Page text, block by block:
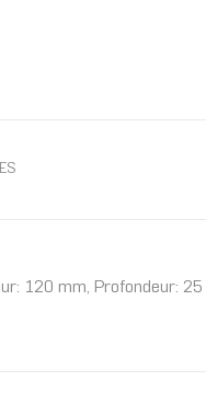
120 mm, Profondeur: